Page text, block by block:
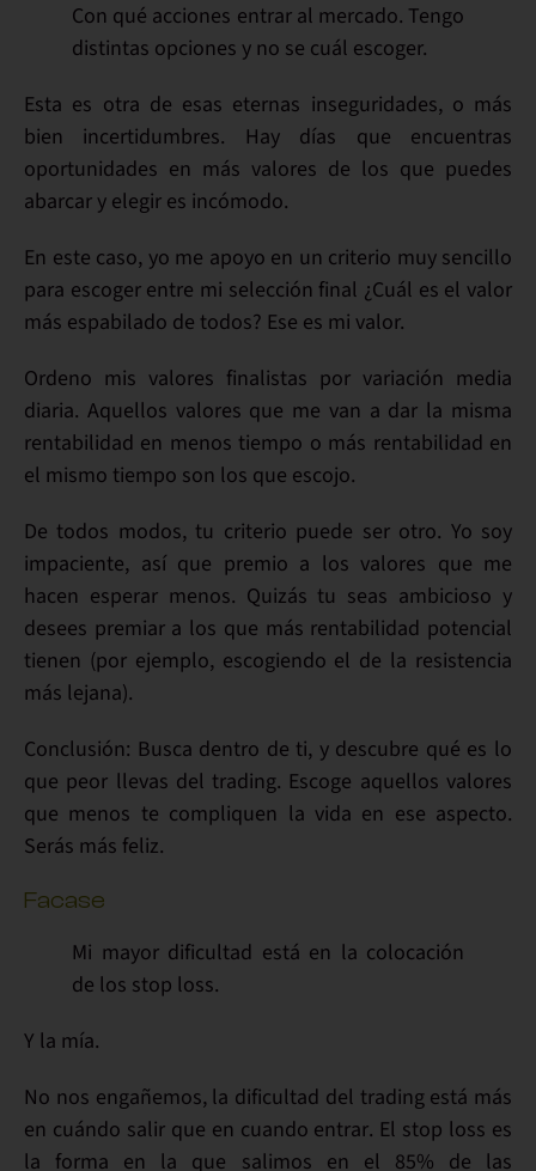
Con qué acciones entrar al mercado. Tengo
distintas opciones y no se cuál escoger.
Esta es otra de esas eternas inseguridades, o más
bien incertidumbres. Hay días que encuentras
oportunidades en más valores de los que puedes
abarcar y elegir es incómodo.
En este caso, yo me apoyo en un criterio muy sencillo
para escoger entre mi selección final ¿Cuál es el valor
más espabilado de todos? Ese es mi valor.
Ordeno mis valores finalistas por variación media
diaria. Aquellos valores que me van a dar la misma
rentabilidad en menos tiempo o más rentabilidad en
el mismo tiempo son los que escojo.
De todos modos,tu criterio puede ser otro. Yo soy
impaciente, así que premio a los valores que me
hacen esperar menos. Quizás tu seas ambiciosoy
desees premiar a los que más rentabilidad potencial
tienen (por ejemplo, escogiendo el de la resistencia
más lejana).
Conclusión: Busca dentro de ti, y descubre qué es lo
que peor llevas del trading. Escoge aquellos valores
que menos te compliquen la vida en ese aspecto.
Serás más feliz.
Facase
Mi mayor dificultad está en la colocación
de los stop loss.
Y la mía.
No nos engañemos,la dificultad del trading está más
en cuándo salir que en cuando entrar. El stop loss es
la forma en la que salimos en el 85% de las